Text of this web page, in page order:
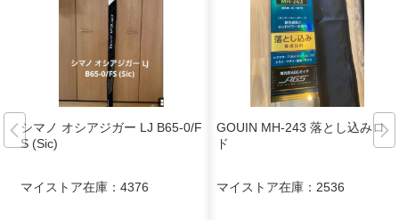
シマノ オシアジガー LJ B65-0/F
S (Sic)
マイストア在庫： 4376
GOUIN MH-243 落とし込みロッ
ド
マイストア在庫： 2536